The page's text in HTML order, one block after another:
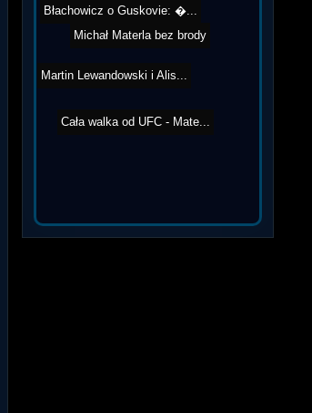
Cała walka od UFC - Mate...
Błachowicz o Guskovie: �...
Michał Materla bez brody
Martin Lewandowski i Alis...